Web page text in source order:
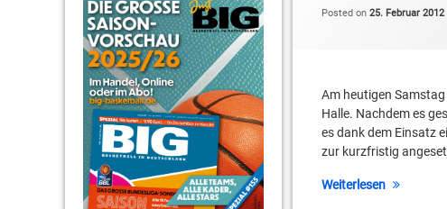
Posted on 25. Februar 2012
Am heutigen
Halle. Nachdem es
es dank dem Einsatz
zur kurzfristig
Weiterlesen
RSV Basketball